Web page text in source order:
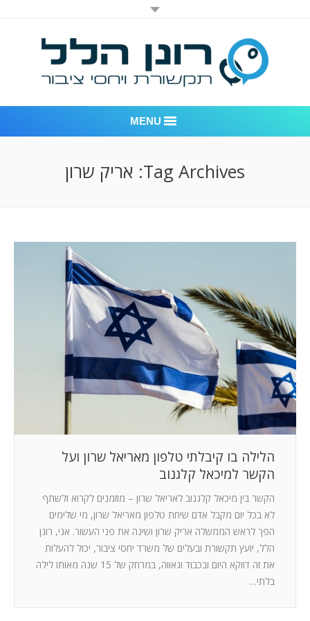
MENU
המלצות
ניהול מוניטין
צור קשר
Tag Archives: אריק שרון
הלילה בו קיבלתי טלפון מאריאל שרון ועל
הקשר למיכאל קלגנוב
הקשר בין מיכאל קלגנוב לאריאל שרון – מוזמנים לקרוא ולשתף
לא בכל יום מקבל אדם שיחת טלפון מאריאל שרון, מי שלימים
הפך לראש הממשלה אריק שרון ושינה את פני העשור. אני, רונן
הלל, יועץ תקשורת ובעלים של משרד יחסי ציבור, יכול להעלות
את זה דווקא היום ובכבוד וגאווה, במרחק של 15 שנה מאותו לילה
בלתי…